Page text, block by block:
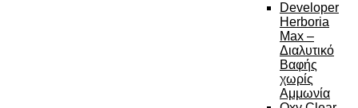
Developer
Herboria
Max –
Διαλυτικό
Βαφής
χωρίς
Αμμωνία